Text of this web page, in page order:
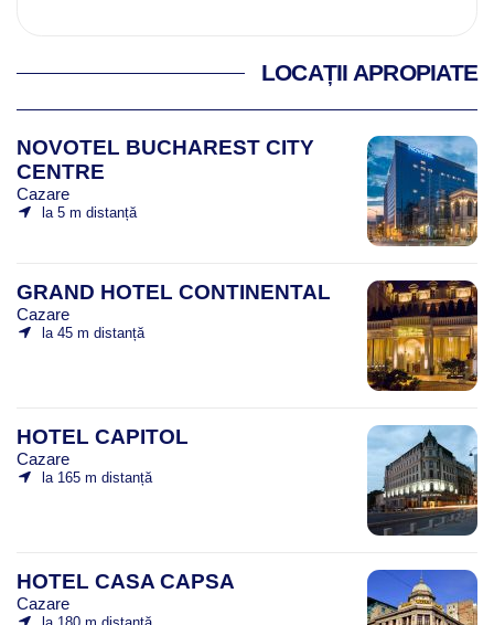
LOCAȚII APROPIATE
NOVOTEL BUCHAREST CITY
CENTRE
Cazare
la 5 m distanță
GRAND HOTEL CONTINENTAL
Cazare
la 45 m distanță
HOTEL CAPITOL
Cazare
la 165 m distanță
HOTEL CASA CAPSA
Cazare
la 180 m distanță